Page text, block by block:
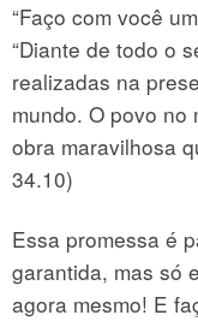
“Faço com você
“Diante de todo o
realizadas na
mundo. O povo
obra maravilhosa
34.10)
Essa promessa é
garantida, mas só
agora mesmo! E